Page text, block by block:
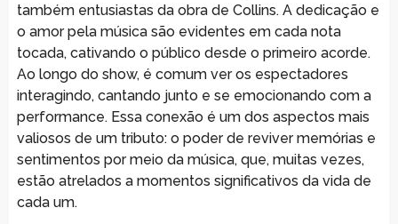
também entusiastas da obra de Collins. A dedicação e
o amor pela música são evidentes em cada nota
tocada, cativando o público desde o primeiro acorde.
Ao longo do show, é comum ver os espectadores
interagindo, cantando junto e se emocionando com a
performance. Essa conexão é um dos aspectos mais
valiosos de um tributo: o poder de reviver memórias e
sentimentos por meio da música, que, muitas vezes,
estão atrelados a momentos significativos da vida de
cada um.